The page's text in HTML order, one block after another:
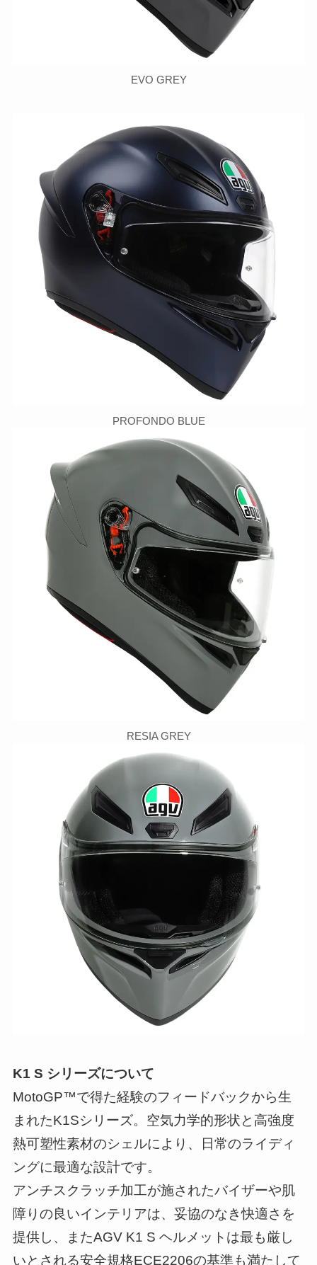
EVO GREY
PROFONDO BLUE
RESIA GREY
K1 S シリーズについて
MotoGP™で得た経験のフィードバックから生
まれたK1Sシリーズ。空気力学的形状と高強度
熱可塑性素材のシェルにより、日常のライディ
ングに最適な設計です。
アンチスクラッチ加工が施されたバイザーや肌
障りの良いインテリアは、妥協のなき快適さを
提供し、またAGV K1 S ヘルメットは最も厳し
いとされる安全規格ECE2206の基準も満たして